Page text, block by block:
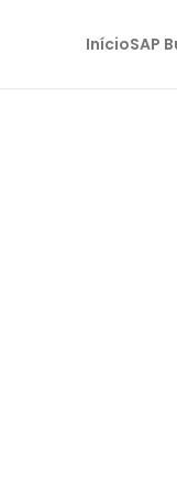
InícioSAP